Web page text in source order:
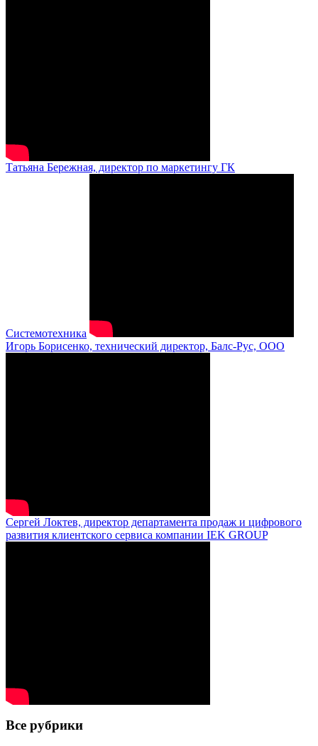
Татьяна Бережная, директор по маркетингу ГК
Системотехника
Игорь Борисенко, технический директор, Балс-Рус, ООО
Сергей Локтев, директор департамента продаж и цифрового
развития клиентского сервиса компании IEK GROUP
Все рубрики